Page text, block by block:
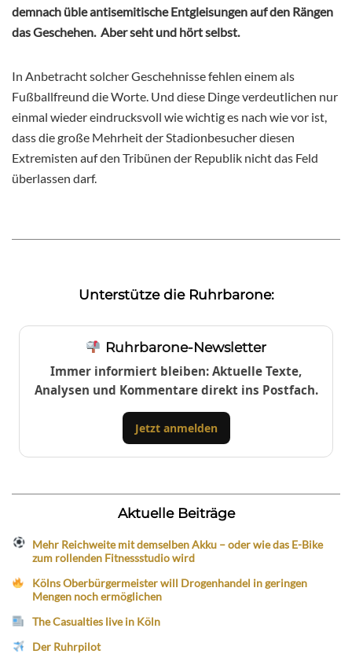
demnach üble antisemitische Entgleisungen auf den Rängen
das Geschehen. Aber seht und hört selbst.
In Anbetracht solcher Geschehnisse fehlen einem als
Fußballfreund die Worte. Und diese Dinge verdeutlichen nur
einmal wieder eindrucksvoll wie wichtig es nach wie vor ist,
dass die große Mehrheit der Stadionbesucher diesen
Extremisten auf den Tribünen der Republik nicht das Feld
überlassen darf.
Unterstütze die Ruhrbarone:
Ruhrbarone-Newsletter
Immer informiert bleiben: Aktuelle Texte,
Analysen und Kommentare direkt ins Postfach.
Jetzt anmelden
Aktuelle Beiträge
Mehr Reichweite mit demselben Akku – oder wie das E-Bike
zum rollenden Fitnessstudio wird
Kölns Oberbürgermeister will Drogenhandel in geringen
Mengen noch ermöglichen
The Casualties live in Köln
Der Ruhrpilot